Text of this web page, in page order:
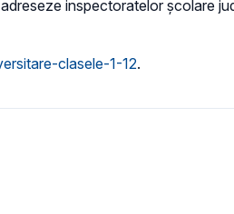
inspectoratelor școlare
clasele-1-12.